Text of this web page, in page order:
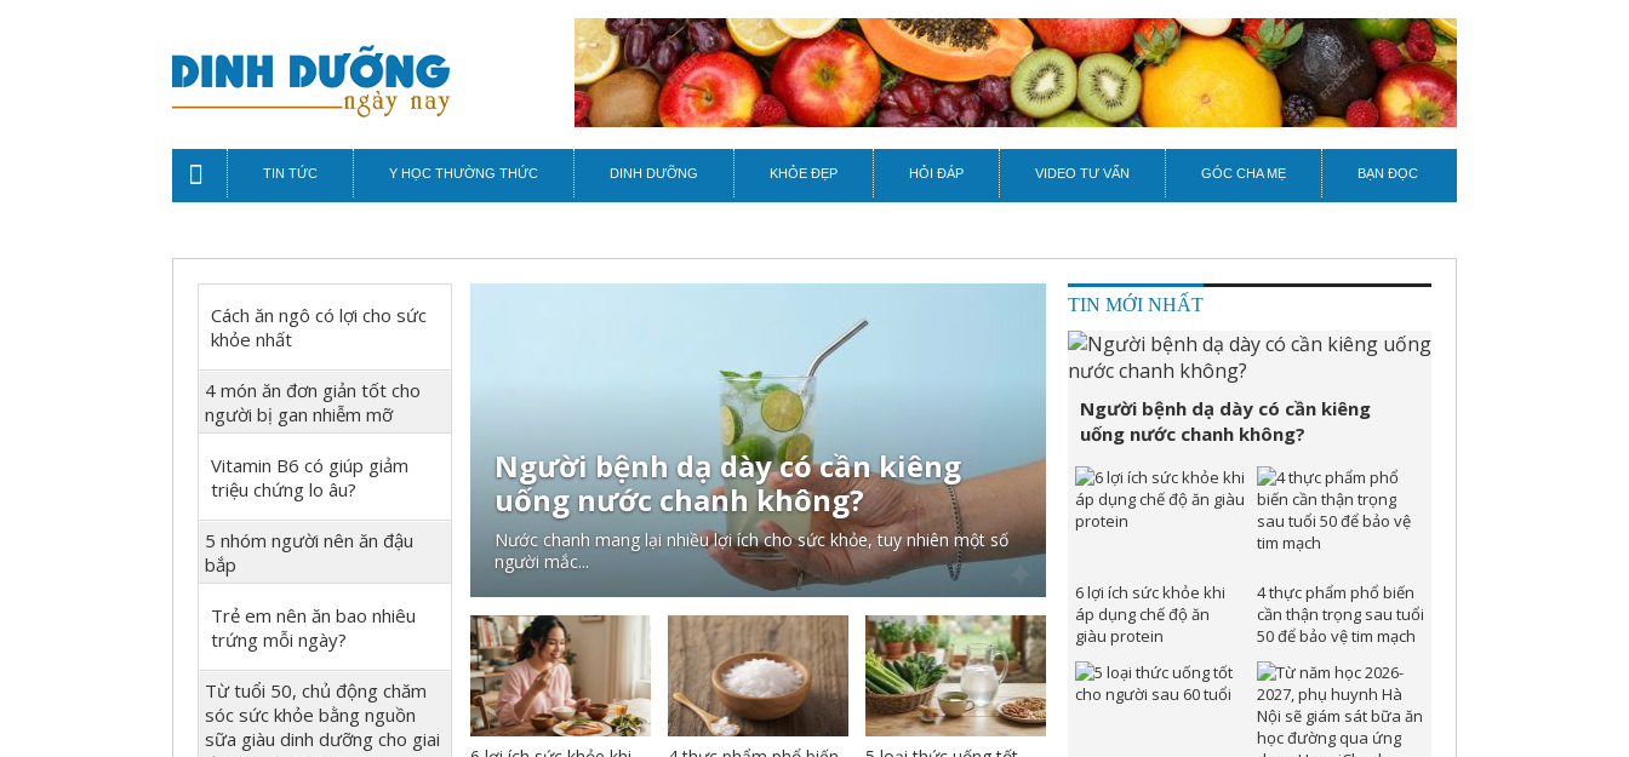
TIN TỨC Y HỌC THƯỜNG THỨC DINH DƯỠNG KHỎE ĐẸP HỎI ĐÁP VIDEO TƯ VẤN GÓC CHA MẸ BẠN ĐỌC
Người bệnh dạ dày có cần kiêng
uống nước chanh không?
Nước chanh mang lại nhiều lợi ích cho sức khỏe, tuy nhiên một số
người mắc...
Cách ăn ngô có lợi cho sức
khỏe nhất
4 món ăn đơn giản tốt cho
người bị gan nhiễm mỡ
Vitamin B6 có giúp giảm
triệu chứng lo âu?
5 nhóm người nên ăn đậu
bắp
Trẻ em nên ăn bao nhiêu
trứng mỗi ngày?
Từ tuổi 50, chủ động chăm
sóc sức khỏe bằng nguồn
sữa giàu dinh dưỡng cho giai
TIN MỚI NHẤT
Người bệnh dạ dày có cần kiêng
uống nước chanh không?
6 lợi ích sức khỏe khi
áp dụng chế độ ăn
giàu protein
4 thực phẩm phổ biến
cần thận trọng sau tuổi
50 để bảo vệ tim mạch